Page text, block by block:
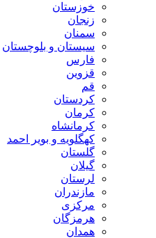
خوزستان
زنجان
سمنان
سیستان و بلوچستان
فارس
قزوین
قم
کردستان
کرمان
کرمانشاه
کهگلویه و بویر احمد
گلستان
گیلان
لرستان
مازندران
مرکزی
هرمزگان
همدان